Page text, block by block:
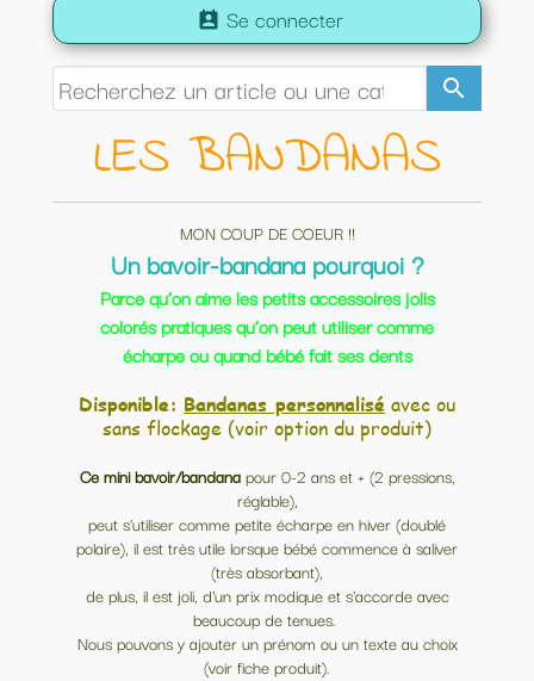
search
perm_contact_calendar Se connecter
LES BANDANAS
MON COUP DE COEUR !!
Un bavoir-bandana pourquoi ?
Parce qu’on aime les petits accessoires jolis
colorés pratiques qu’on peut utiliser comme
écharpe ou quand bébé fait ses dents
Disponible: Bandanas personnalisé avec ou
sans flockage (voir option du produit)
Ce mini bavoir/bandanapour 0-2 ans et + (2 pressions,
réglable),
peut s'utiliser comme petite écharpe en hiver (doublé
polaire), il est très utile lorsque bébé commence à saliver
(très absorbant),
de plus, il est joli, d'un prix modique et s'accorde avec
beaucoup de tenues.
Nous pouvons y ajouter un prénom ou un texte au choix
(voir fiche produit).